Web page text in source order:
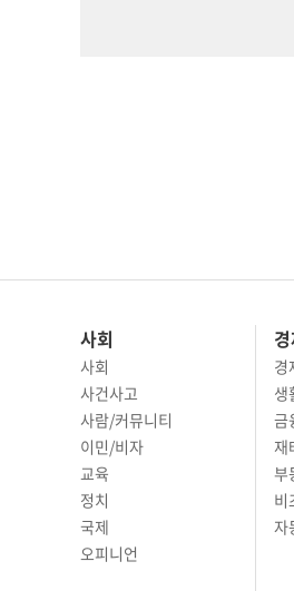
사회
사회
사건사고
사람/커뮤니티
이민/비자
교육
정치
국제
오피니언
경
생
금
재
부
비
자